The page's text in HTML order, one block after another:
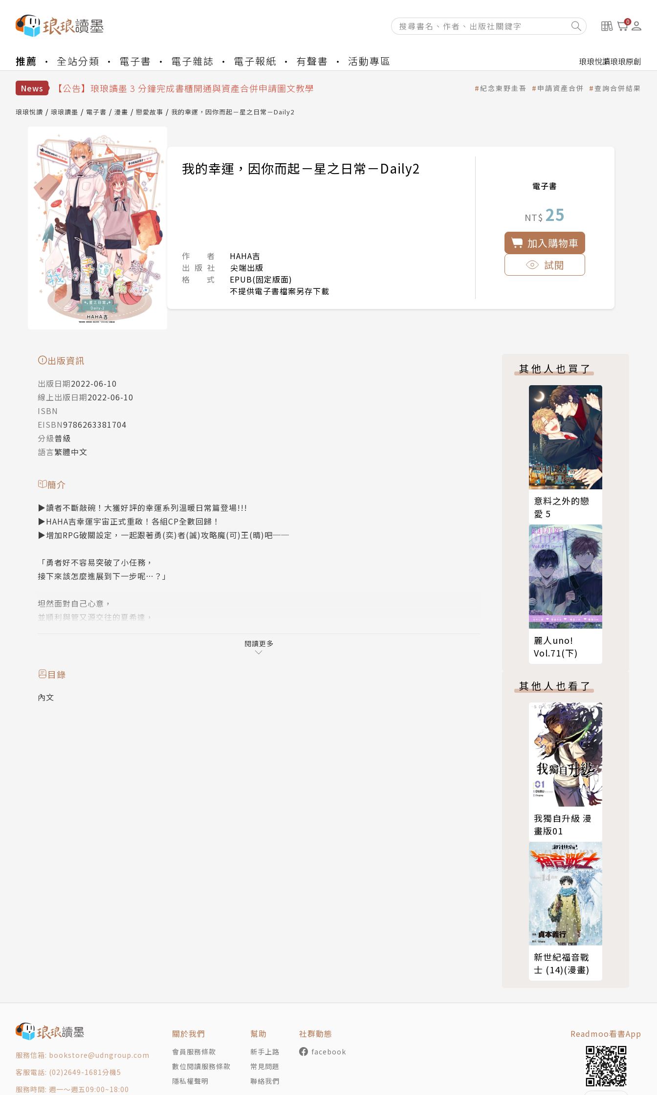
0
推薦 全站分類 電子書 電子雜誌 電子報紙 有聲書 活動專區 琅琅悅讀琅琅原創
News
【公告】琅琅讀墨數位閱讀資產合併與書櫃開通申請
【公告】琅琅讀墨 3 分鐘完成書櫃開通與資產合併申請圖文教學
【公告】琅琅讀墨數位閱讀資產合併與書櫃開通申請
紀念東野圭吾 申請資產合併 查詢合併結果
琅琅悅讀 琅琅讀墨 電子書 漫畫 戀愛故事 我的幸運，因你而起－星之日常－Daily2
我的幸運，因你而起－星之日常－Daily2
作 者
HAHA吉
出 版 社
尖端出版
格 式
EPUB(固定版面)
不提供電子書檔案另存下載
電子書
NT$ 25
加入購物車
試閱
出版資訊
出版日期2022-06-10
線上出版日期2022-06-10
ISBN
EISBN9786263381704
分級普級
語言繁體中文
簡介
▶讀者不斷敲碗！大獲好評的幸運系列溫暖日常篇登場!!!
▶HAHA吉幸運宇宙正式重啟！各組CP全數回歸！
▶增加RPG破關設定，一起跟著勇(奕)者(誠)攻略魔(可)王(晴)吧──
「勇者好不容易突破了小任務，
接下來該怎麼進展到下一步呢…？」
坦然面對自己心意，
並順利與管又源交往的夏希達，
在補師的幫助與開導(?)之下，
閱讀更多
目錄
內文
其他人也買了
意料之外的戀
愛 5
麗人uno!
Vol.71(下)
其他人也看了
我獨自升級 漫
畫版01
新世紀福音戰
士 (14)(漫畫)
服務信箱: bookstore@udngroup.com
客服電話: (02)2649-1681分機5
服務時間: 週一～週五09:00~18:00
關於我們
會員服務條款
數位閱讀服務條款
隱私權聲明
幫助
新手上路
常見問題
聯絡我們
社群動態
facebook
Readmoo看書App